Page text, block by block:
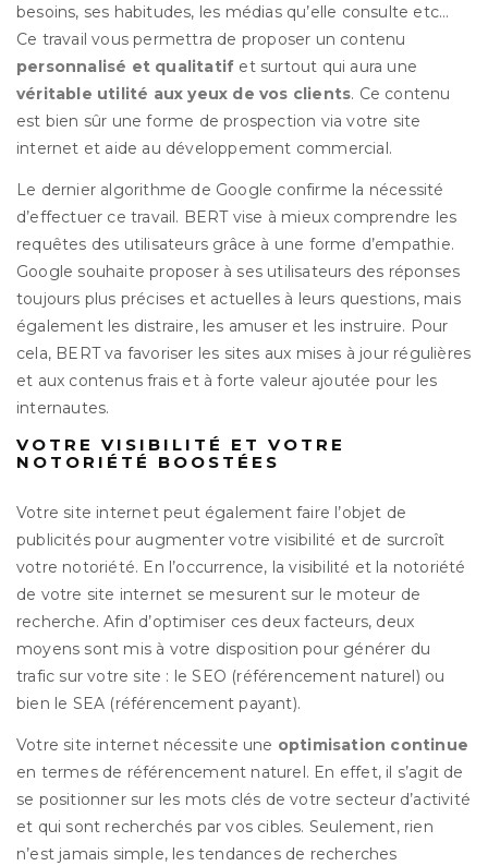
besoins, ses habitudes, les médias qu’elle consulte etc…
Ce travail vous permettra de proposer un contenu
personnalisé et qualitatif et surtout qui aura une
véritable utilité aux yeux de vos clients. Ce contenu
est bien sûr une forme de prospection via votre site
internet et aide au développement commercial.
Le dernier algorithme de Google confirme la nécessité
d’effectuer ce travail. BERT vise à mieux comprendre les
requêtes des utilisateurs grâce à une forme d’empathie.
Google souhaite proposer à ses utilisateurs des réponses
toujours plus précises et actuelles à leurs questions, mais
également les distraire, les amuser et les instruire. Pour
cela, BERT va favoriser les sites aux mises à jour régulières
et aux contenus frais et à forte valeur ajoutée pour les
internautes.
VOTRE VISIBILITÉ ET VOTRE
NOTORIÉTÉ BOOSTÉES
Votre site internet peut également faire l’objet de
publicités pour augmenter votre visibilité et de surcroît
votre notoriété. En l’occurrence, la visibilité et la notoriété
de votre site internet se mesurent sur le moteur de
recherche. Afin d’optimiser ces deux facteurs, deux
moyens sont mis à votre disposition pour générer du
trafic sur votre site : le SEO (référencement naturel) ou
bien le SEA (référencement payant).
Votre site internet nécessite une optimisation continue
en termes de référencement naturel. En effet, il s’agit de
se positionner sur les mots clés de votre secteur d’activité
et qui sont recherchés par vos cibles. Seulement, rien
n’est jamais simple, les tendances de recherches